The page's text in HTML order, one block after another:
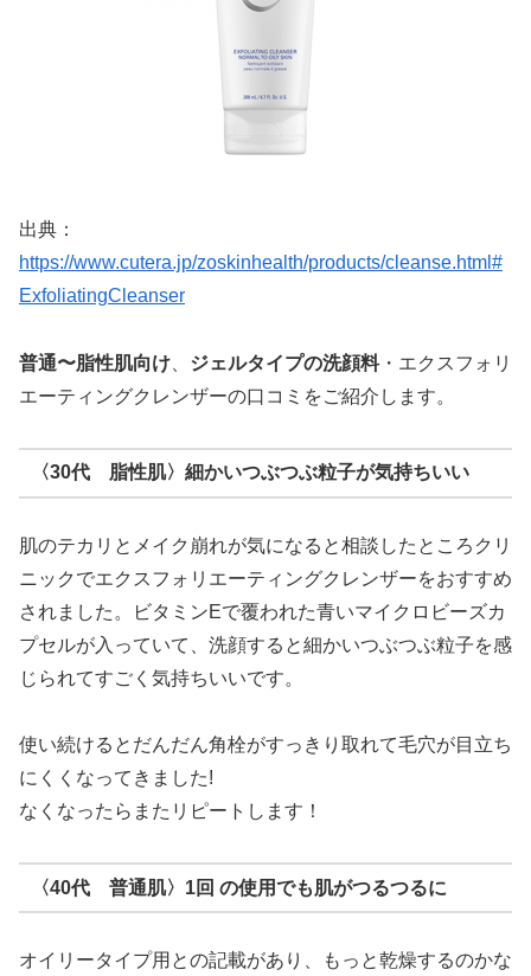
出典：
https://www.cutera.jp/zoskinhealth/products/cleanse.html#
ExfoliatingCleanser
普通〜脂性肌向け ジェルタイプの洗顔料・エクスフォリ
エーティングクレンザーの口コミをご紹介します。
〈30代 脂性肌〉細かいつぶつぶ粒子が気持ちいい
肌のテカリとメイク崩れが気になると相談したところクリ
ニックでエクスフォリエーティングクレンザーをおすすめ
されました。ビタミンEで覆われた青いマイクロビーズカ
プセルが入っていて、洗顔すると細かいつぶつぶ粒子を感
じられてすごく気持ちいいです。
使い続けるとだんだん角栓がすっきり取れて毛穴が目立ち
にくくなってきました!
なくなったらまたリピートします！
〈40代 普通肌〉1回 の使用でも肌がつるつるに
オイリータイプ用との記載があり、もっと乾燥するのかな